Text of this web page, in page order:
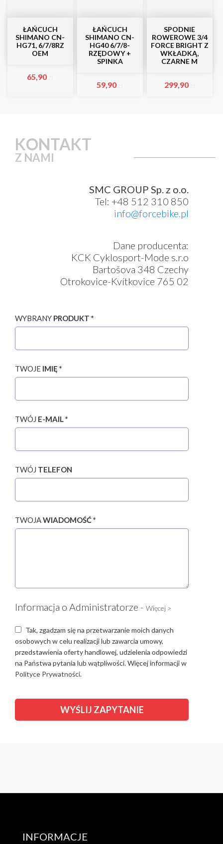
ŁAŃCUCH
SHIMANO CN-
HG71, 6/7/8RZ
OEM
65,90
ŁAŃCUCH
SHIMANO CN-
HG40 6/7/8-
RZĘDOWY +
SPINKA
59,90
SPODNIE
ROWEROWE 3/4
FORCE BRIGHT Z
WKŁADKĄ,
CZARNE M
299,90
KONTAKT
Z NAMI
SMC GROUP Sp. z o.o.
Tel: +48 512 310 850
info@forcebike.pl
Dane producenta:
KCK Cyklosport-Mode s.r.o
Bartošova 348 Czechy
Otrokovice-Kvítkovice 765 02
WYBRANY PRODUKT *
TWOJE IMIĘ *
TWÓJ E-MAIL *
TWÓJ TELEFON
TWOJAWIADOMOŚĆ *
Informacja o Administratorze - Więcej >
Tak, zgadzam się na przetwarzanie moich danych
osobowych w celu realizacji lub zawarcia umowy,
przedstawienia oferty handlowej, udzielenia odpowiedzi
na Państwa pytania lub wątpliwości. Więcej informacji w
Polityce Prywatności.
INFORMACJE